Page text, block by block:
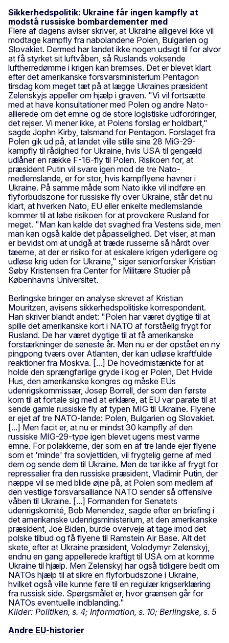
Sikkerhedspolitik: Ukraine får ingen kampfly at
modstå russiske bombardementer med
Flere af dagens aviser skriver, at Ukraine alligevel ikke vil
modtage kampfly fra nabolandene Polen, Bulgarien og
Slovakiet. Dermed har landet ikke nogen udsigt til for alvor
at få styrket sit luftvåben, så Ruslands voksende
luftherredømme i krigen kan bremses. Det er blevet klart
efter det amerikanske forsvarsministerium Pentagon
tirsdag kom meget tæt på at lægge Ukraines præsident
Zelenskyjs appeller om hjælp i graven. "Vi vil fortsætte
med at have konsultationer med Polen og andre Nato-
allierede om det emne og de store logistiske udfordringer,
det rejser. Vi mener ikke, at Polens forslag er holdbart,"
sagde Jophn Kirby, talsmand for Pentagon. Forslaget fra
Polen gik ud på, at landet ville stille sine 28 MiG-29-
kampfly til rådighed for Ukraine, hvis USA til gengæld
udlåner en række F-16-fly til Polen. Risikoen for, at
præsident Putin vil svare igen mod de tre Nato-
medlemslande, er for stor, hvis kampflyene havner i
Ukraine. På samme måde som Nato ikke vil indføre en
flyforbudszone for russiske fly over Ukraine, står det nu
klart, at hverken Nato, EU eller enkelte medlemslande
kommer til at løbe risikoen for at provokere Rusland for
meget. "Man kan kalde det svaghed fra Vestens side, men
man kan også kalde det påpasselighed. Det viser, at man
er bevidst om at undgå at træde russerne så hårdt over
tæerne, at der er risiko for at eskalere krigen yderligere og
udløse krig uden for Ukraine," siger seniorforsker Kristian
Søby Kristensen fra Center for Militære Studier på
Københavns Universitet.
Berlingske bringer en analyse skrevet af Kristian
Mouritzen, avisens sikkerhedspolitiske korrespondent.
Han skriver blandt andet: "Polen har været dygtige til at
spille det amerikanske kort i NATO af forståelig frygt for
Rusland. De har været dygtige til at få amerikanske
forstærkninger de seneste år. Men nu er der opstået en ny
pingpong tværs over Atlanten, der kan udløse kraftfulde
reaktioner fra Moskva. [...] De hovedmistænkte for at
holde den sprængfarlige gryde i kog er Polen, Det Hvide
Hus, den amerikanske kongres og måske EUs
udenrigskommissær, Josep Borrell, der som den første
kom til at fortale sig med at erklære, at EU var parate til at
sende gamle russiske fly af typen MIG til Ukraine. Flyene
er ejet af tre NATO-lande: Polen, Bulgarien og Slovakiet.
[...] Men facit er, at nu er mindst 30 kampfly af den
russiske MIG-29-type igen blevet ugens mest varme
emne. For polakkerne, der som en af tre lande ejer flyene
som et 'minde' fra sovjettiden, vil frygtelig gerne af med
dem og sende dem til Ukraine. Men de tør ikke af frygt for
repressalier fra den russiske præsident, Vladimir Putin, der
næppe vil se med blide øjne på, at Polen som medlem af
den vestlige forsvarsalliance NATO sender så offensive
våben til Ukraine. [...] Formanden for Senatets
udenrigskomité, Bob Menendez, sagde efter en briefing i
det amerikanske udenrigsministerium, at den amerikanske
præsident, Joe Biden, burde overveje at tage imod det
polske tilbud og få flyene til Ramstein Air Base. Alt det
skete, efter at Ukraine præsident, Volodymyr Zelenskyj,
endnu en gang appellerede kraftigt til USA om at komme
Ukraine til hjælp. Men Zelenskyj har også tidligere bedt om
NATOs hjælp til at sikre en flyforbudszone i Ukraine,
hvilket også ville kunne føre til en regulær krigserklæring
fra russisk side. Spørgsmålet er, hvor grænsen går for
NATOs eventuelle indblanding."
Kilder: Politiken, s. 4; Information, s. 10; Berlingske, s. 5
Andre EU-historier